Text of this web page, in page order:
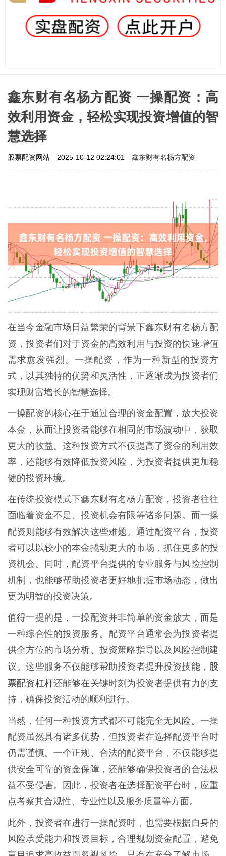
鑫东财有名杨方配资 一操配资：高
效利用资金，轻松实现投资增值的智
慧选择
股票配资网站 2025-10-12 02:24:01 鑫东财有名杨方配资
在当今金融市场日益繁荣的背景下鑫东财有名杨方配
资，投资者们对于资金的高效利用与投资的快速增值
需求愈发强烈。一操配资，作为一种新型的投资方
式，以其独特的优势和灵活性，正逐渐成为投资者们
实现财富增长的智慧选择。
一操配资的核心在于通过合理的资金配置，放大投资
本金，从而让投资者能够在相同的市场波动中，获取
更大的收益。这种投资方式不仅提高了资金的利用效
率，还能够有效降低投资风险，为投资者提供更加稳
健的投资环境。
在传统投资模式下鑫东财有名杨方配资，投资者往往
面临着资金不足、投资机会有限等诸多问题。而一操
配资则能够有效解决这些难题。通过配资平台，投资
者可以以较小的本金撬动更大的市场，抓住更多的投
资机会。同时，配资平台提供的专业服务与风险控制
机制，也能够帮助投资者更好地把握市场动态，做出
更为明智的投资决策。
值得一提的是，一操配资并非简单的资金放大，而是
一种综合性的投资服务。配资平台通常会为投资者提
供全方位的市场分析、投资策略指导以及风险控制建
议。这些服务不仅能够帮助投资者提升投资技能， 股
票配资杠杆还能够在关键时刻为投资者提供有力的支
持，确保投资活动的顺利进行。
当然，任何一种投资方式都不可能完全无风险。一操
配资虽然具有诸多优势，但投资者在选择配资平台时
仍需谨慎。一个正规、合法的配资平台，不仅能够提
供安全可靠的资金保障，还能够确保投资者的合法权
益不受侵害。因此，投资者在选择配资平台时，应重
点考察其合规性、专业性以及服务质量等方面。
此外，投资者在进行一操配资时，也需要根据自身的
风险承受能力和投资目标，合理规划资金配置，避免